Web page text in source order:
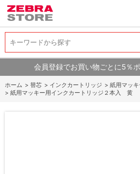
キーワードから探す
キーワードから探す
会員登録でお買い物ごとに5％
ホーム > 替芯 > インクカートリッジ > 紙用マッ
> 紙用マッキー用インクカートリッジ２本入 黄